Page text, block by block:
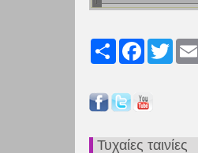
Share FacebookTwitter
Τυχαίες ταινίες